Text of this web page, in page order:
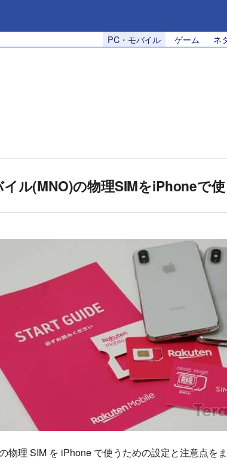
PC・モバイル ゲーム ネ
ル(MNO)の物理SIMをiPhoneで
物理 SIM を iPhone で使うための設定と注意点をま